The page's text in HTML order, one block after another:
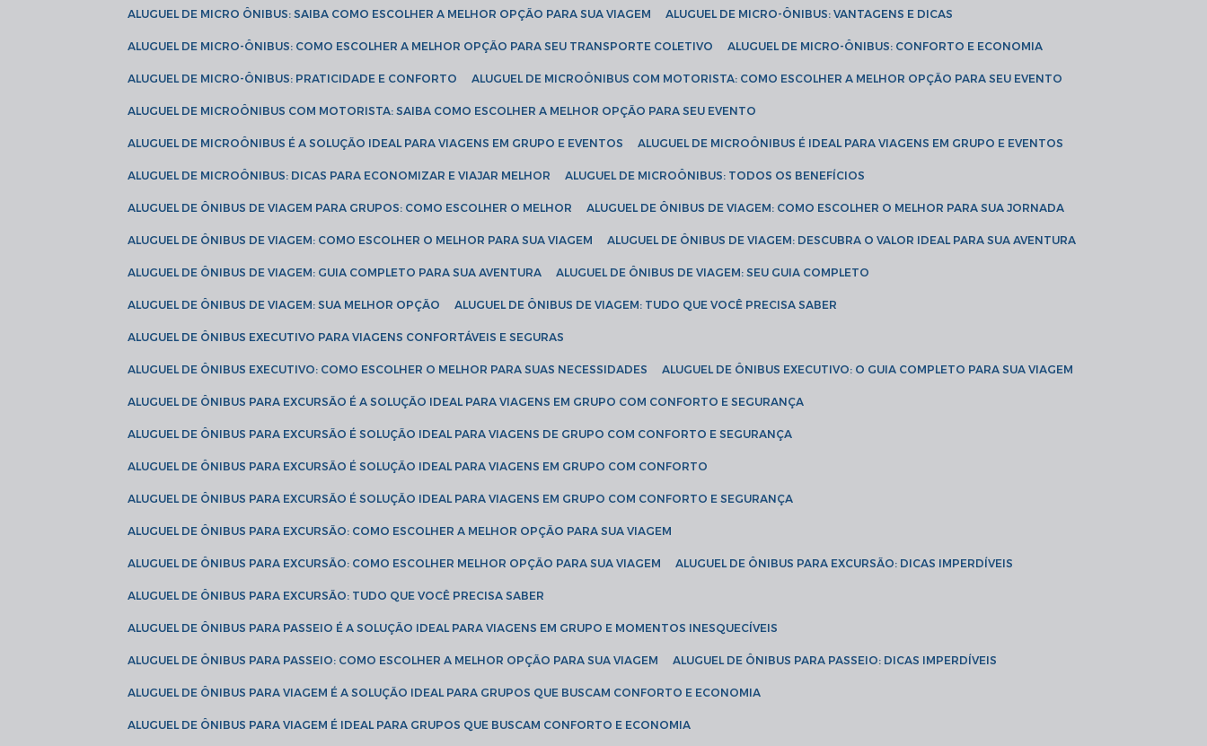
ALUGUEL DE MICRO ÔNIBUS: SAIBA COMO ESCOLHER A MELHOR OPÇÃO PARA SUA VIAGEM ALUGUEL DE MICRO-ÔNIBUS: VANTAGENS E DICAS
ALUGUEL DE MICRO-ÔNIBUS: COMO ESCOLHER A MELHOR OPÇÃO PARA SEU TRANSPORTE COLETIVO ALUGUEL DE MICRO-ÔNIBUS: CONFORTO E ECONOMIA
ALUGUEL DE MICRO-ÔNIBUS: PRATICIDADE E CONFORTO ALUGUEL DE MICROÔNIBUS COM MOTORISTA: COMO ESCOLHER A MELHOR OPÇÃO PARA SEU EVENTO
ALUGUEL DE MICROÔNIBUS COM MOTORISTA: SAIBA COMO ESCOLHER A MELHOR OPÇÃO PARA SEU EVENTO
ALUGUEL DE MICROÔNIBUS É A SOLUÇÃO IDEAL PARA VIAGENS EM GRUPO E EVENTOS ALUGUEL DE MICROÔNIBUS É IDEAL PARA VIAGENS EM GRUPO E EVENTOS
ALUGUEL DE MICROÔNIBUS: DICAS PARA ECONOMIZAR E VIAJAR MELHOR ALUGUEL DE MICROÔNIBUS: TODOS OS BENEFÍCIOS
ALUGUEL DE ÔNIBUS DE VIAGEM PARA GRUPOS: COMO ESCOLHER O MELHOR ALUGUEL DE ÔNIBUS DE VIAGEM: COMO ESCOLHER O MELHOR PARA SUA JORNADA
ALUGUEL DE ÔNIBUS DE VIAGEM: COMO ESCOLHER O MELHOR PARA SUA VIAGEM ALUGUEL DE ÔNIBUS DE VIAGEM: DESCUBRA O VALOR IDEAL PARA SUA AVENTURA
ALUGUEL DE ÔNIBUS DE VIAGEM: GUIA COMPLETO PARA SUA AVENTURA ALUGUEL DE ÔNIBUS DE VIAGEM: SEU GUIA COMPLETO
ALUGUEL DE ÔNIBUS DE VIAGEM: SUA MELHOR OPÇÃO ALUGUEL DE ÔNIBUS DE VIAGEM: TUDO QUE VOCÊ PRECISA SABER
ALUGUEL DE ÔNIBUS EXECUTIVO PARA VIAGENS CONFORTÁVEIS E SEGURAS
ALUGUEL DE ÔNIBUS EXECUTIVO: COMO ESCOLHER O MELHOR PARA SUAS NECESSIDADES ALUGUEL DE ÔNIBUS EXECUTIVO: O GUIA COMPLETO PARA SUA VIAGEM
ALUGUEL DE ÔNIBUS PARA EXCURSÃO É A SOLUÇÃO IDEAL PARA VIAGENS EM GRUPO COM CONFORTO E SEGURANÇA
ALUGUEL DE ÔNIBUS PARA EXCURSÃO É SOLUÇÃO IDEAL PARA VIAGENS DE GRUPO COM CONFORTO E SEGURANÇA
ALUGUEL DE ÔNIBUS PARA EXCURSÃO É SOLUÇÃO IDEAL PARA VIAGENS EM GRUPO COM CONFORTO
ALUGUEL DE ÔNIBUS PARA EXCURSÃO É SOLUÇÃO IDEAL PARA VIAGENS EM GRUPO COM CONFORTO E SEGURANÇA
ALUGUEL DE ÔNIBUS PARA EXCURSÃO: COMO ESCOLHER A MELHOR OPÇÃO PARA SUA VIAGEM
ALUGUEL DE ÔNIBUS PARA EXCURSÃO: COMO ESCOLHER MELHOR OPÇÃO PARA SUA VIAGEM ALUGUEL DE ÔNIBUS PARA EXCURSÃO: DICAS IMPERDÍVEIS
ALUGUEL DE ÔNIBUS PARA EXCURSÃO: TUDO QUE VOCÊ PRECISA SABER
ALUGUEL DE ÔNIBUS PARA PASSEIO É A SOLUÇÃO IDEAL PARA VIAGENS EM GRUPO E MOMENTOS INESQUECÍVEIS
ALUGUEL DE ÔNIBUS PARA PASSEIO: COMO ESCOLHER A MELHOR OPÇÃO PARA SUA VIAGEM ALUGUEL DE ÔNIBUS PARA PASSEIO: DICAS IMPERDÍVEIS
ALUGUEL DE ÔNIBUS PARA VIAGEM É A SOLUÇÃO IDEAL PARA GRUPOS QUE BUSCAM CONFORTO E ECONOMIA
ALUGUEL DE ÔNIBUS PARA VIAGEM É IDEAL PARA GRUPOS QUE BUSCAM CONFORTO E ECONOMIA